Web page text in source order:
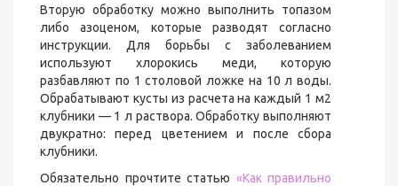
Вторую обработку можно выполнить топазом
либо азоценом, которые разводят согласно
инструкции. Для борьбы с заболеванием
используют хлорокись меди, которую
разбавляют по 1 столовой ложке на 10 л воды.
Обрабатывают кусты из расчета на каждый 1 м2
клубники — 1 л раствора. Обработку выполняют
двукратно: перед цветением и после сбора
клубники.
Обязательно прочтите статью «Как правильно